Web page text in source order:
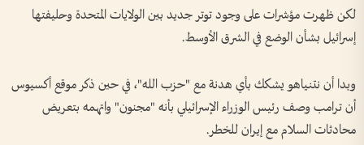
لكن ظهرت مؤشرات على وجود توتر جديد بين الولايات المتحدة وحليفتها
إسرائيل بشأن الوضع في الشرق الأوسط.
وبدا أن نتنياهو يشكك بأي هدنة مع "حزب الله"، في حين ذكر موقع أكسيوس
أن ترامب وصف رئيس الوزراء الإسرائيلي بأنه "مجنون" واتهمه بتعريض
محادثات السلام مع إيران للخطر.